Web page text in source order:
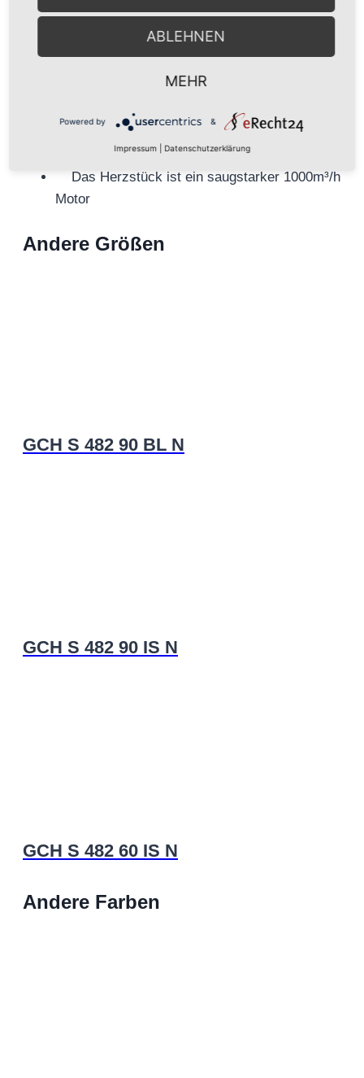
optional erhältliche Kohlefilter ist der Betrieb
möglich.
Metallfettfilter innenliegend und
spülmaschinengeeignet
Das Herzstück ist ein saugstarker 1000m³/h
Motor
Andere Größen
GCH S 482 90 BL N
GCH S 482 90 IS N
GCH S 482 60 IS N
Andere Farben
ABLEHNEN
MEHR
Powered by &
Impressum Datenschutzerklärung